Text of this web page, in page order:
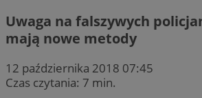
Uwaga na falszywych
mają nowe metody
12 października 2018 07:45
Czas czytania: 7 min.